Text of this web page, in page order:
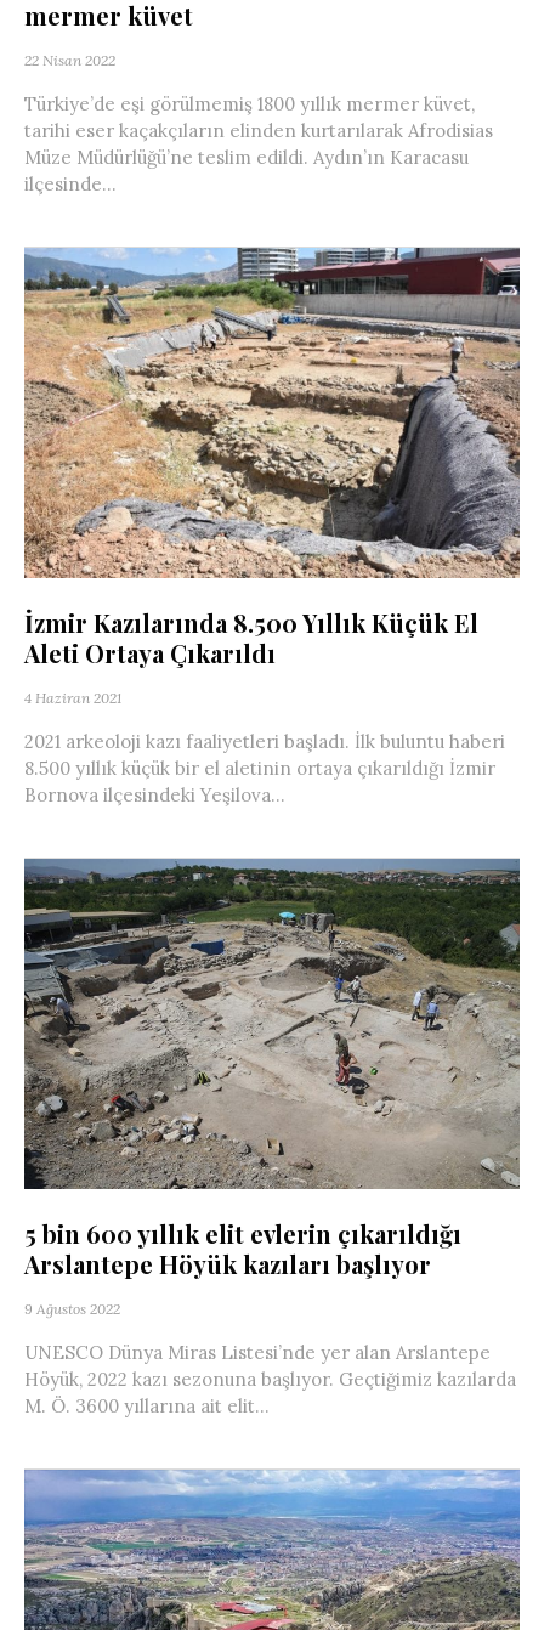
mermer küvet
22 Nisan 2022
Türkiye’de eşi görülmemiş 1800 yıllık mermer küvet,
tarihi eser kaçakçıların elinden kurtarılarak Afrodisias
Müze Müdürlüğü’ne teslim edildi. Aydın’ın Karacasu
ilçesinde...
İzmir Kazılarında 8.500 Yıllık Küçük El
Aleti Ortaya Çıkarıldı
4 Haziran 2021
2021 arkeoloji kazı faaliyetleri başladı. İlk buluntu haberi
8.500 yıllık küçük bir el aletinin ortaya çıkarıldığı İzmir
Bornova ilçesindeki Yeşilova...
5 bin 600 yıllık elit evlerin çıkarıldığı
Arslantepe Höyük kazıları başlıyor
9 Ağustos 2022
UNESCO Dünya Miras Listesi’nde yer alan Arslantepe
Höyük, 2022 kazı sezonuna başlıyor. Geçtiğimiz kazılarda
M. Ö. 3600 yıllarına ait elit...